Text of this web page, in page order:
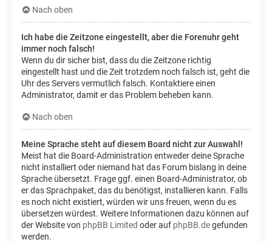
Nach oben
Ich habe die Zeitzone eingestellt, aber die Forenuhr geht
immer noch falsch!
Wenn du dir sicher bist, dass du die Zeitzone richtig
eingestellt hast und die Zeit trotzdem noch falsch ist, geht die
Uhr des Servers vermutlich falsch. Kontaktiere einen
Administrator, damit er das Problem beheben kann.
Nach oben
Meine Sprache steht auf diesem Board nicht zur Auswahl!
Meist hat die Board-Administration entweder deine Sprache
nicht installiert oder niemand hat das Forum bislang in deine
Sprache übersetzt. Frage ggf. einen Board-Administrator, ob
er das Sprachpaket, das du benötigst, installieren kann. Falls
es noch nicht existiert, würden wir uns freuen, wenn du es
übersetzen würdest. Weitere Informationen dazu können auf
der Website von phpBB Limited oder auf phpBB.degefunden
werden.